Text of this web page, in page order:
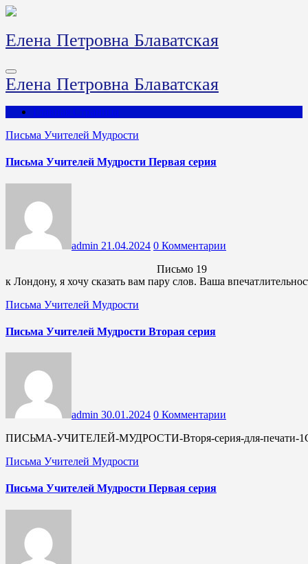
Перейти
содержимому
Елена Петровна Блаватская
Елена Петровна Блаватская
Главная Страница
Письма Учителей Мудрости
Письма Учителей Мудрости Первая серия
admin 21.04.2024 0 Комментарии
Письмо 19 Г. С. Олкотту Опять же, когда вы приближаетесь
к Лондону, я хочу сказать вам пару слов. Ваша
Письма Учителей Мудрости
Письма Учителей Мудрости Вторая серия
admin 30.01.2024 0 Комментарии
ПИСЬМА-УЧИТЕЛЕЙ-МУДРОСТИ-Вторя-серия-для-печати-
Письма Учителей Мудрости
Письма Учителей Мудрости Первая серия